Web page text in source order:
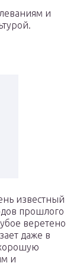
и
известный
прошлого
веретено
даже в
и